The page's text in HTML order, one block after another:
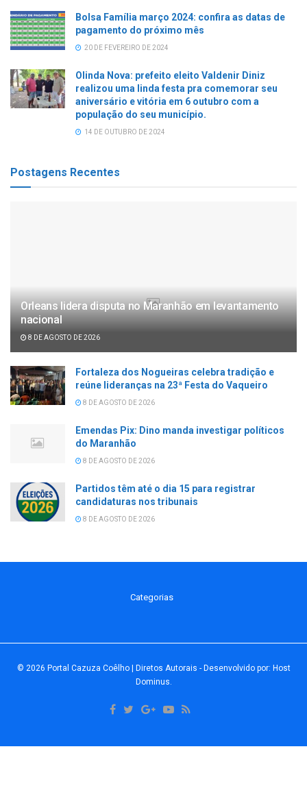
Bolsa Família março 2024: confira as datas de
pagamento do próximo mês
20 DE FEVEREIRO DE 2024
Olinda Nova: prefeito eleito Valdenir Diniz
realizou uma linda festa pra comemorar seu
aniversário e vitória em 6 outubro com a
população do seu município.
14 DE OUTUBRO DE 2024
Postagens Recentes
Orleans lidera disputa no Maranhão em levantamento
nacional
8 DE AGOSTO DE 2026
Fortaleza dos Nogueiras celebra tradição e
reúne lideranças na 23ª Festa do Vaqueiro
8 DE AGOSTO DE 2026
Emendas Pix: Dino manda investigar políticos
do Maranhão
8 DE AGOSTO DE 2026
Partidos têm até o dia 15 para registrar
candidaturas nos tribunais
8 DE AGOSTO DE 2026
Categorias
© 2026 Portal Cazuza Coêlho | Diretos Autorais - Desenvolvido por: Host
Dominus